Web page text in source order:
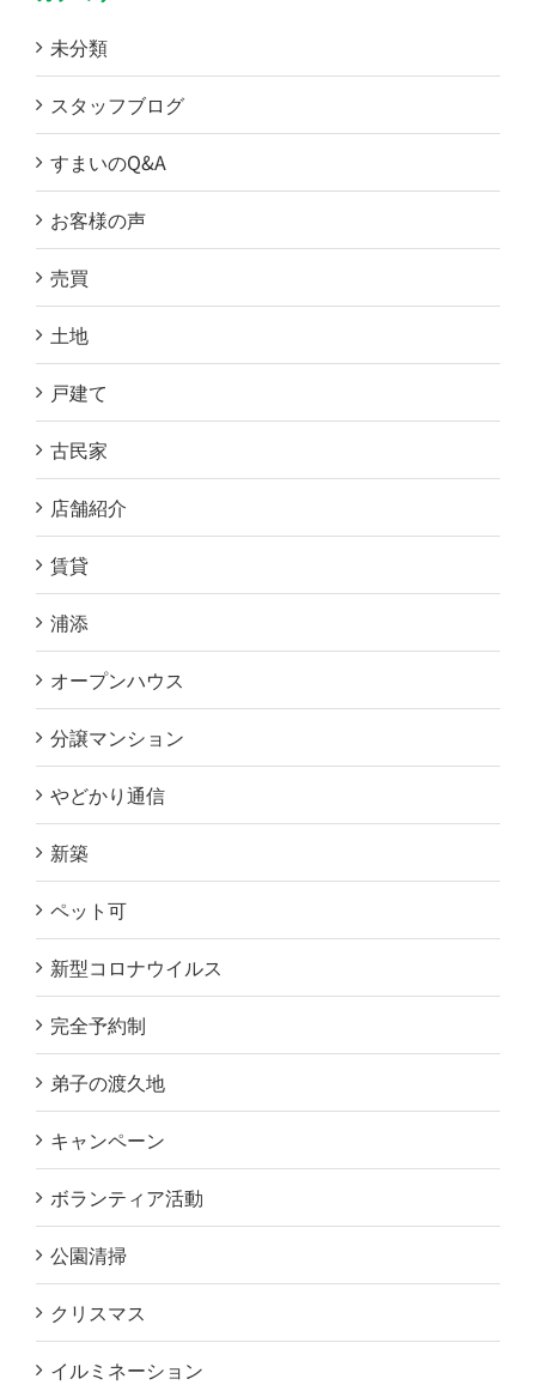
未分類
スタッフブログ
すまいのQ&A
お客様の声
売買
土地
戸建て
古民家
店舗紹介
賃貸
浦添
オープンハウス
分譲マンション
やどかり通信
新築
ペット可
新型コロナウイルス
完全予約制
弟子の渡久地
キャンペーン
ボランティア活動
公園清掃
クリスマス
イルミネーション